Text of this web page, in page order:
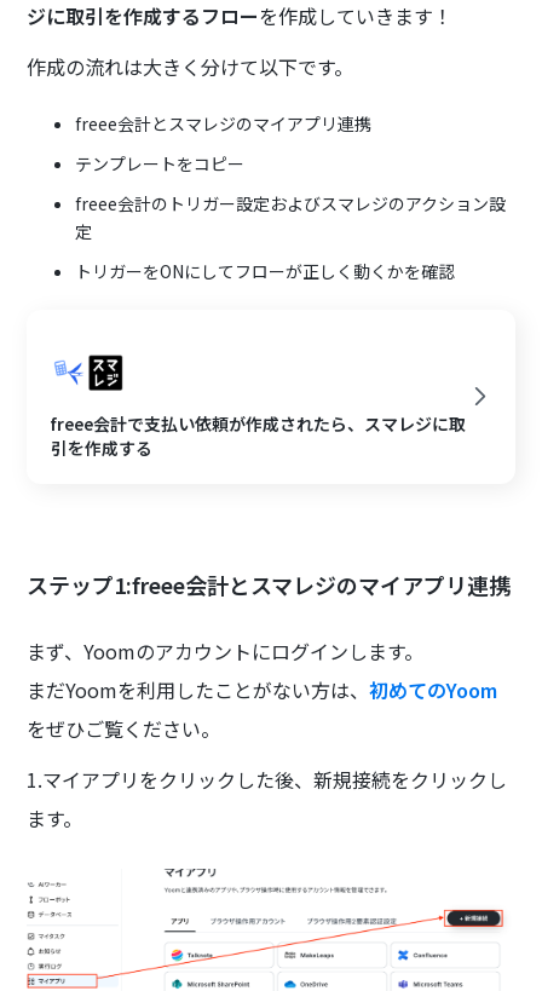
ジに取引を作成するフローを作成していきます！
作成の流れは大きく分けて以下です。
freee会計とスマレジのマイアプリ連携
テンプレートをコピー
freee会計のトリガー設定およびスマレジのアクション設
定
トリガーをONにしてフローが正しく動くかを確認
freee会計で支払い依頼が作成されたら、スマレジに取
引を作成する
ステップ1:freee会計とスマレジのマイアプリ連携
まず、Yoomのアカウントにログインします。
まだYoomを利用したことがない方は、初めてのYoom
をぜひご覧ください。
1.マイアプリをクリックした後、新規接続をクリックし
ます。